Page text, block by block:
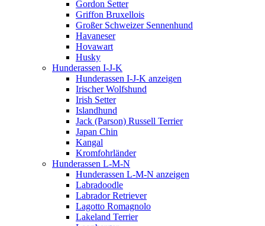
Gordon Setter
Griffon Bruxellois
Großer Schweizer Sennenhund
Havaneser
Hovawart
Husky
Hunderassen I-J-K
Hunderassen I-J-K anzeigen
Irischer Wolfshund
Irish Setter
Islandhund
Jack (Parson) Russell Terrier
Japan Chin
Kangal
Kromfohrländer
Hunderassen L-M-N
Hunderassen L-M-N anzeigen
Labradoodle
Labrador Retriever
Lagotto Romagnolo
Lakeland Terrier